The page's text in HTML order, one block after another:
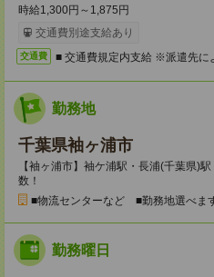
時給1,300円～1,875円
交通費別途支給あり
交通費 ■ 交通費規定内支給 ※派遣先に
勤務地
千葉県袖ヶ浦市
【袖ヶ浦市】袖ケ浦駅・長浦(千葉県)
数！
■物流センターなど ■勤務地選べま
勤務曜日